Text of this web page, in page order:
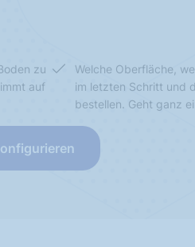
zu
auf
Welche Oberfläche,
im letzten Schritt und
bestellen. Geht ganz